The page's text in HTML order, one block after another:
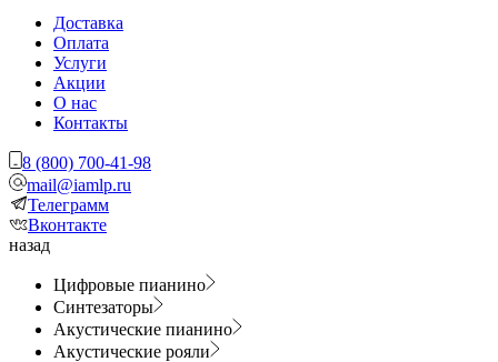
Доставка
Оплата
Услуги
Акции
О нас
Контакты
8 (800) 700-41-98
mail@iamlp.ru
Телеграмм
Вконтакте
назад
Цифровые пианино
Синтезаторы
Акустические пианино
Акустические рояли